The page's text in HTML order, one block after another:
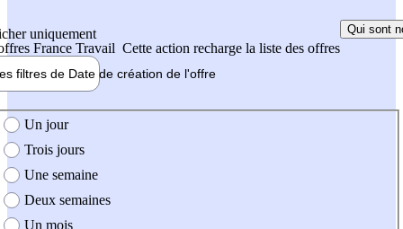
uniquement
France Travail Cette action recharge la liste des offres
Qui sont
filtres de Date de création de l'offre
création de l'offre
Un jour
Trois jours
Une semaine
Deux semaines
Un mois